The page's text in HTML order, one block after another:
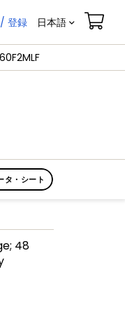
登録 日本語
タ・シート
48